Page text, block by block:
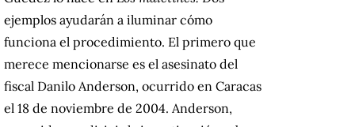
ejemplos ayudarán a iluminar cómo
funciona el procedimiento. El primero que
merece mencionarse es el asesinato del
fiscal Danilo Anderson, ocurrido en Caracas
el 18 de noviembre de 2004. Anderson,